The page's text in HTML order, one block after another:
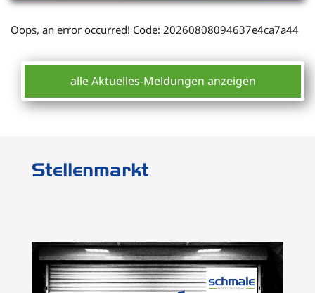
Oops, an error occurred! Code: 20260808094637e4ca7a44
alle Aktuelles-Meldungen anzeigen
Stellenmarkt